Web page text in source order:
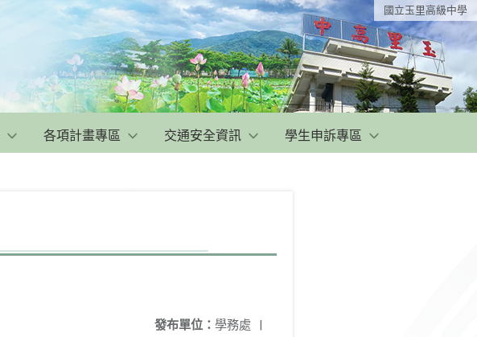
國立玉里高級中學
各項計畫專區 交通安全資訊 學生申訴專區
發布單位： 學務處 |